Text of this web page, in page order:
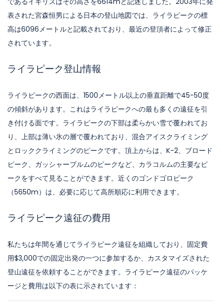
表された宮森恒男による日本の登山地図では、ライラピークの標
高は6096メートルと記載されており、最近の登頂者によって修正
されています。
ライラピーク登山情報
ライラピークの西面は、1500メートル以上の垂直距離で45-50度
の傾斜があります。これはライラピークへの最も多くの遠征を引
き付ける面です。ライラピークの下部は柔らかい雪で覆われてお
り、上部は薄い氷の層で覆われており、混合アイスクライミング
とロッククライミングのピークです。頂上からは、K-2、ブロード
ピーク、ガッシャーブルムのピークなど、カラコルムの主要なピ
ークをすべて見ることができます。近くのゴンドゴロピーク
（5650m）は、必要に応じて高所順応に利用できます。
ライラピーク遠征の費用
私たちは年間を通じてライラピーク遠征を組織しており、固定費
用$3,000での固定出発の一つに参加するか、カスタマイズされた
登山遠征を依頼することができます。ライラピーク遠征のパッケ
ージと費用は以下の表に示されています：